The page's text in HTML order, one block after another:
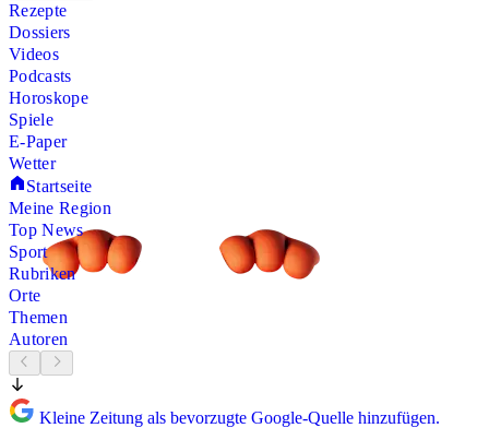
Rezepte
Dossiers
Videos
Podcasts
Horoskope
Spiele
E-Paper
Wetter
Startseite
Meine Region
Top News
Sport
Rubriken
Orte
Themen
Autoren
Kleine Zeitung als bevorzugte Google-Quelle hinzufügen.